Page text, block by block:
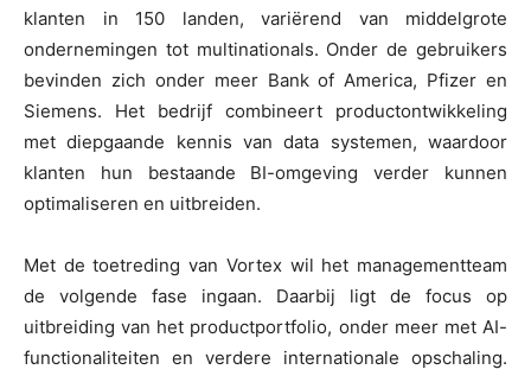
klanten in 150 landen, variërend van middelgrote
ondernemingen tot multinationals. Onder de gebruikers
bevinden zich onder meer Bank of America, Pfizer en
Siemens. Het bedrijf combineert productontwikkeling
met diepgaande kennis van data systemen, waardoor
klanten hun bestaande BI-omgeving verder kunnen
optimaliseren en uitbreiden.
Met de toetreding van Vortex wil het managementteam
de volgende fase ingaan. Daarbij ligt de focus op
uitbreiding van het productportfolio, onder meer met AI-
functionaliteiten en verdere internationale opschaling.